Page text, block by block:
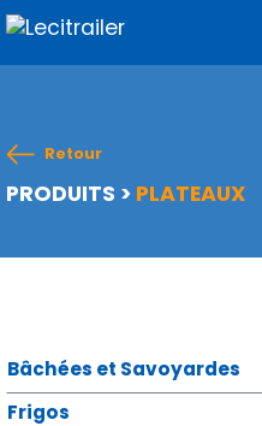
Retour
PRODUITS > PLATEAUX
Bâchées et Savoyardes
Frigos